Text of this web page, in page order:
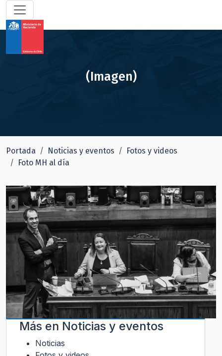
(Imagen)
Portada Noticias y eventos
Fotos y videos
Foto MH al día
Más en Noticias y eventos
Noticias